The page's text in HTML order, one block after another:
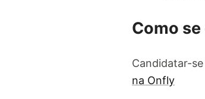
Como
Candidatar-
na Onfly